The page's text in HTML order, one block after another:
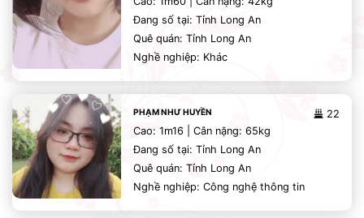
Đang số tại: Tỉnh Long An
Quê quán: Tỉnh Long An
Nghề nghiệp: Khác
22
PHẠM NHƯ HUYỀN
Cao: 1m16 | Cân nặng: 65kg
Đang số tại: Tỉnh Long An
Quê quán: Tỉnh Long An
Nghề nghiệp: Công nghệ thông tin